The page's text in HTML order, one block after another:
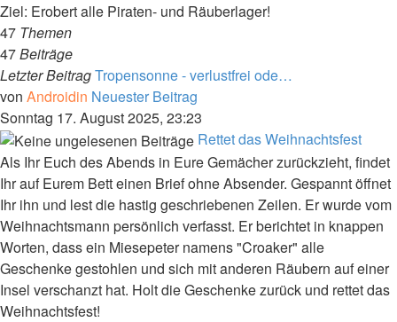
Ziel: Erobert alle Piraten- und Räuberlager!
47 Themen
47Beiträge
Letzter BeitragTropensonne - verlustfrei ode…
von Androidin Neuester Beitrag
Sonntag 17. August 2025, 23:23
Rettet das Weihnachtsfest
Als Ihr Euch des Abends in Eure Gemächer zurückzieht, findet
Ihr auf Eurem Bett einen Brief ohne Absender. Gespannt öffnet
Ihr ihn und lest die hastig geschriebenen Zeilen. Er wurde vom
Weihnachtsmann persönlich verfasst. Er berichtet in knappen
Worten, dass ein Miesepeter namens "Croaker" alle
Geschenke gestohlen und sich mit anderen Räubern auf einer
Insel verschanzt hat. Holt die Geschenke zurück und rettet das
Weihnachtsfest!